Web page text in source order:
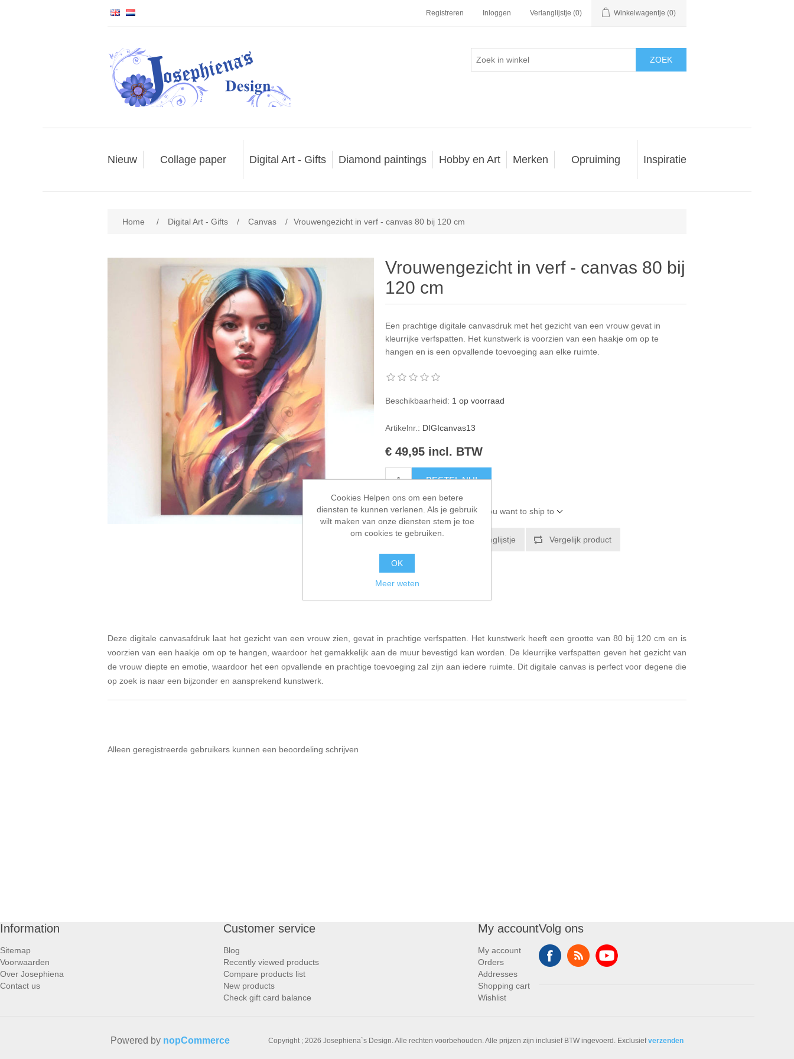
Registreren Inloggen Verlanglijstje (0) Winkelwagentje (0)
ZOEK
Nieuw Collage paper Digital Art - Gifts Diamond paintings Hobby en Art Merken Opruiming Inspiratie
Home / Digital Art - Gifts / Canvas / Vrouwengezicht in verf - canvas 80 bij 120 cm
Vrouwengezicht in verf - canvas 80 bij
120 cm
Een prachtige digitale canvasdruk met het gezicht van een vrouw gevat in
kleurrijke verfspatten. Het kunstwerk is voorzien van een haakje om op te
hangen en is een opvallende toevoeging aan elke ruimte.
Beschikbaarheid: 1 op voorraad
Artikelnr.: DIGIcanvas13
€ 49,95 incl. BTW
BESTEL NU!
Please select the address you want to ship to
Toevoegen aan verlanglijstje Vergelijk product
Deze digitale canvasafdruk laat het gezicht van een vrouw zien, gevat in prachtige verfspatten. Het kunstwerk heeft een grootte van 80 bij 120 cm en is
voorzien van een haakje om op te hangen, waardoor het gemakkelijk aan de muur bevestigd kan worden. De kleurrijke verfspatten geven het gezicht van
de vrouw diepte en emotie, waardoor het een opvallende en prachtige toevoeging zal zijn aan iedere ruimte. Dit digitale canvas is perfect voor degene die
op zoek is naar een bijzonder en aansprekend kunstwerk.
Alleen geregistreerde gebruikers kunnen een beoordeling schrijven
Information
Sitemap
Voorwaarden
Over Josephiena
Contact us
Customer service
Blog
Recently viewed products
Compare products list
New products
Check gift card balance
My account
My account
Orders
Addresses
Shopping cart
Wishlist
Volg ons
Copyright ; 2026 Josephiena`s Design. Alle rechten voorbehouden.Alle prijzen zijn inclusief BTW ingevoerd. Exclusiefverzenden
Powered by nopCommerce
Cookies Helpen ons om een betere
diensten te kunnen verlenen. Als je gebruik
wilt maken van onze diensten stem je toe
om cookies te gebruiken.
OK
Meer weten